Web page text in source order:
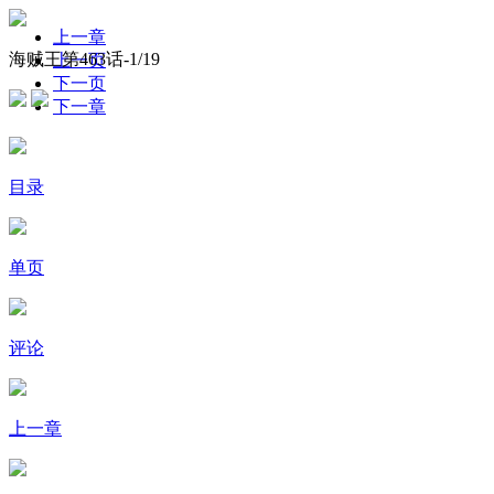
海贼王第463话-1/19
上一章
上一页
下一页
下一章
目录
单页
评论
上一章